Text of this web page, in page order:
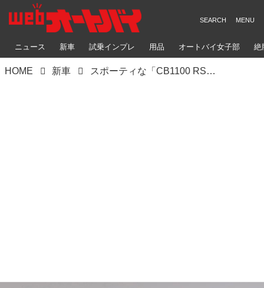
ニュース 新車 試乗インプレ 用品 オートバイ女子部 絶
HOME 新車 スポーティな「CB1100 RS」が新登場！